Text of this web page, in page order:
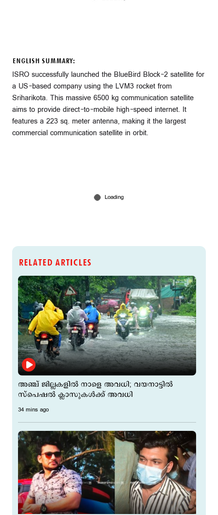
ENGLISH SUMMARY:
ISRO successfully launched the BlueBird Block-2 satellite for
a US-based company using the LVM3 rocket from
Sriharikota. This massive 6500 kg communication satellite
aims to provide direct-to-mobile high-speed internet. It
features a 223 sq. meter antenna, making it the largest
commercial communication satellite in orbit.
RELATED ARTICLES
അഞ്ച് ജില്ലകളില്‍ നാളെ അവധി; വയനാട്ടില്‍
സ്പെഷല്‍ ക്ലാസുകള്‍ക്ക് അവധി
34 mins ago